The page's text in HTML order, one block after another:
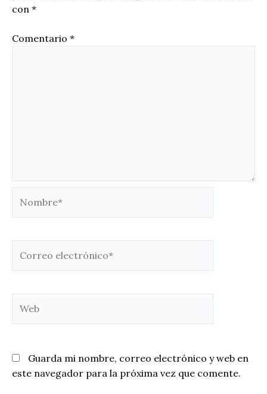
con *
Comentario *
electrónico*
Guarda mi nombre, correo electrónico y web en
este navegador para la próxima vez que comente.